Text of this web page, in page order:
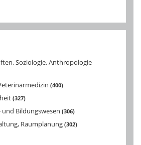
Soziologie, Anthropologie
400
327
und Bildungswesen 306
Raumplanung 302